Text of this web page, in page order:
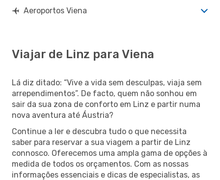
Aeroportos Viena
Viajar de Linz para Viena
Lá diz ditado: “Vive a vida sem desculpas, viaja sem
arrependimentos”. De facto, quem não sonhou em
sair da sua zona de conforto em Linz e partir numa
nova aventura até Áustria?
Continue a ler e descubra tudo o que necessita
saber para reservar a sua viagem a partir de Linz
connosco. Oferecemos uma ampla gama de opções à
medida de todos os orçamentos. Com as nossas
informações essenciais e dicas de especialistas, as